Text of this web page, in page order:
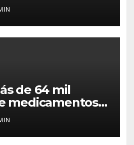
de 64 mil
medicamentos e